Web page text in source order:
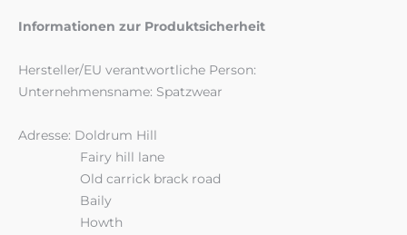
Informationen zur Produktsicherheit
Hersteller/EU verantwortliche Person:
Unternehmensname: Spatzwear
Adresse: Doldrum Hill
Fairy hill lane
Old carrick brack road
Baily
Howth